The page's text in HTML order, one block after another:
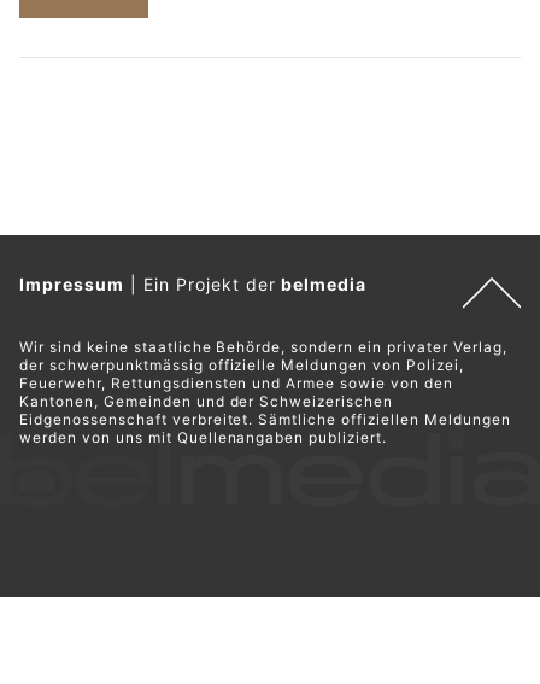
Impressum Ein Projekt derbelmedia
Wir sind keine staatliche Behörde, sondern ein privater Verlag,
der schwerpunktmässig offizielle Meldungen von Polizei,
Feuerwehr, Rettungsdiensten und Armee sowie von den
Kantonen, Gemeinden und der Schweizerischen
Eidgenossenschaft verbreitet. Sämtliche offiziellen Meldungen
werden von uns mit Quellenangaben publiziert.